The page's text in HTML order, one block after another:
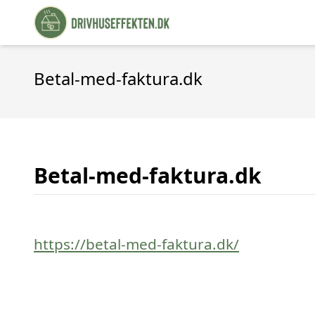
Betal-med-faktura.dk
Betal-med-faktura.dk
https://betal-med-faktura.dk/